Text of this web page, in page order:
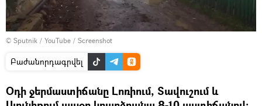
© Sputnik / YouTube / Screenshot
Բաժանորդագրվել
Օդի ջերմաստիճանը Լոռիում, Տավուշում և